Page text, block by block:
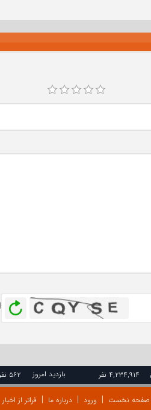
۴,۲۳۴,۹۱۴ نفر بازدید امروز ۵۶۲ نفر
صفحه نخست ورود درباره ما فراتر از اخبار